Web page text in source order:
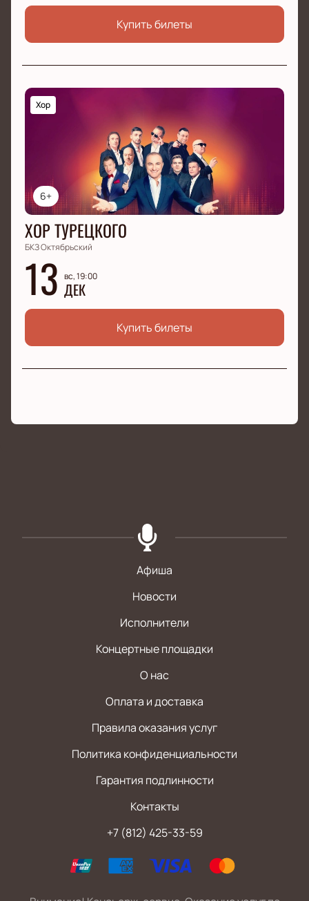
Купить билеты
6+
Хор
ХОР ТУРЕЦКОГО
БКЗ Октябрьский
13 вс, 19:00
ДЕК
Купить билеты
Афиша
Новости
Исполнители
Концертные площадки
О нас
Оплата и доставка
Правила оказания услуг
Политика конфиденциальности
Гарантия подлинности
Контакты
+7 (812) 425-33-59